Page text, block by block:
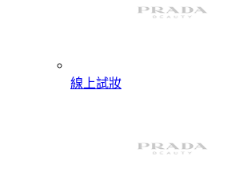
線上試妝